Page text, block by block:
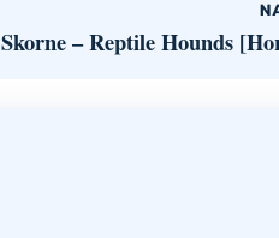
Skorne – Reptile Hounds